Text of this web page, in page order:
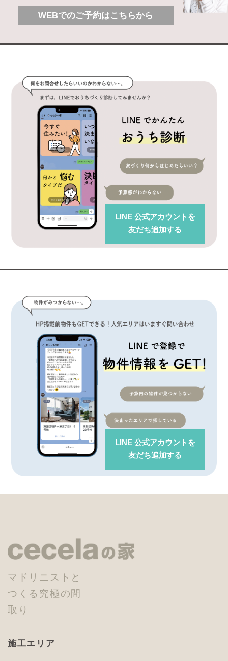
WEBでのご予約はこちらから
LINE 公式アカウント を
友だち追加する
LINE 公式アカウント を
友だち追加する
マドリニストと
つくる究極の間
取り
施工エリア